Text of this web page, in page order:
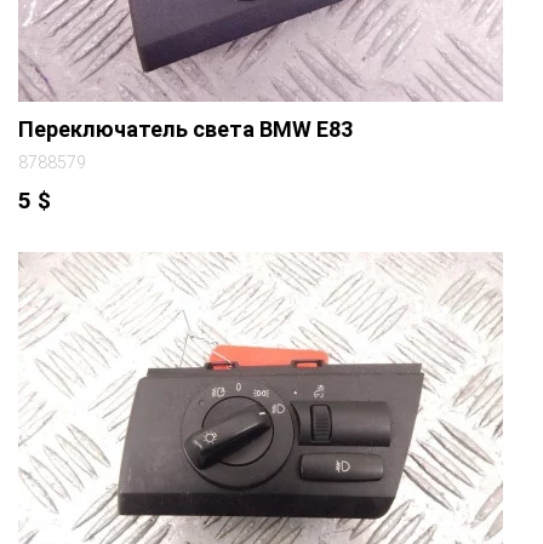
Переключатель света BMW E83
8788579
5 $